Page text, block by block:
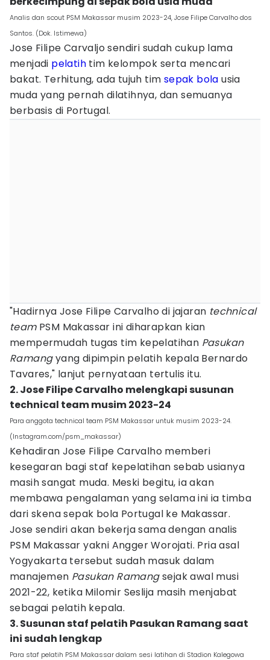
Analis dan scout PSM Makassar musim 2023-24, Jose Filipe Carvalho dos
Santos. (Dok. Istimewa)
Jose Filipe Carvaljo sendiri sudah cukup lama
menjadi pelatih tim kelompok serta mencari
bakat. Terhitung, ada tujuh tim sepak bola usia
muda yang pernah dilatihnya, dan semuanya
berbasis di Portugal.
"Hadirnya Jose Filipe Carvalho di jajaran technical
teamPSM Makassar ini diharapkan kian
mempermudah tugas tim kepelatihan Pasukan
Ramangyang dipimpin pelatih kepala Bernardo
Tavares," lanjut pernyataan tertulis itu.
2. Jose Filipe Carvalho melengkapi susunan
technical team musim 2023-24
Para anggota technical team PSM Makassar untuk musim 2023-24.
(Instagram.com/psm_makassar)
Kehadiran Jose Filipe Carvalho memberi
kesegaran bagi staf kepelatihan sebab usianya
masih sangat muda. Meski begitu, ia akan
membawa pengalaman yang selama ini ia timba
dari skena sepak bola Portugal ke Makassar.
Jose sendiri akan bekerja sama dengan analis
PSM Makassar yakni Angger Worojati. Pria asal
Yogyakarta tersebut sudah masuk dalam
manajemen Pasukan Ramangsejak awal musi
2021-22, ketika Milomir Seslija masih menjabat
sebagai pelatih kepala.
3. Susunan staf pelatih Pasukan Ramang saat
ini sudah lengkap
Para staf pelatih PSM Makassar dalam sesi latihan di Stadion Kalegowa